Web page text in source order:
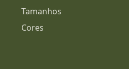
Tamanhos
Cores